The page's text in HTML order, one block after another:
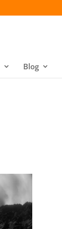
Blog